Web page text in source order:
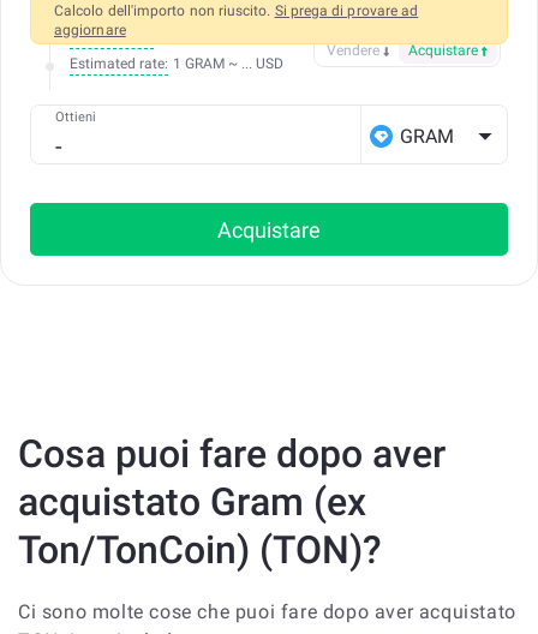
Calcolo dell'importo non riuscito. Si prega di provare ad
aggiornare
Tutto incluso
Estimated rate: 1 GRAM ~ ... USD
Vendere Acquistare
Ottieni
GRAM
Acquistare
Cosa puoi fare dopo aver
acquistato Gram (ex
Ton/TonCoin) (TON)?
Ci sono molte cose che puoi fare dopo aver acquistato